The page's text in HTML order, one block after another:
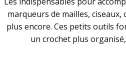
marqueurs de mailles,
plus encore. Ces petits outils
un crochet plus